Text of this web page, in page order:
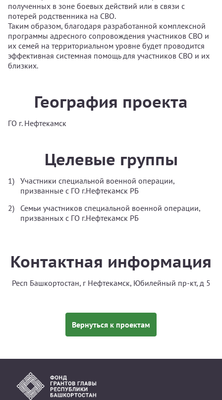
полученных в зоне боевых действий или в связи с
потерей родственника на СВО.
Таким образом, благодаря разработанной комплексной
программы адресного сопровождения участников СВО и
их семей на территориальном уровне будет проводится
эффективная системная помощь для участников СВО и их
близких.
География проекта
ГО г. Нефтекамск
Целевые группы
Участники специальной военной операции,
призванные с ГО г.Нефтекамск РБ
Семьи участников специальной военной операции,
призванных с ГО г.Нефтекамск РБ
Контактная информация
Респ Башкортостан, г Нефтекамск, Юбилейный пр-кт, д 5
Вернуться к проектам